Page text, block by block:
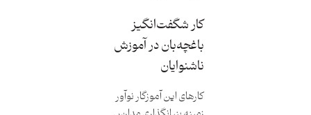
کار شگفت‌انگیز
باغچه‌بان در آموزش
ناشنوایان
کارهای این آموزگار نوآور